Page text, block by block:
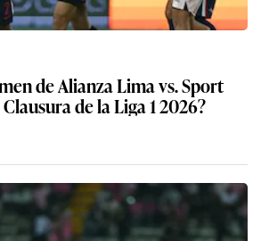
de Alianza Lima vs. Sport
de la Liga 1 2026?